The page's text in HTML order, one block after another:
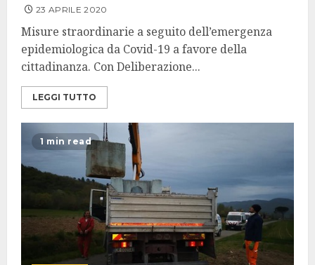
23 APRILE 2020
Misure straordinarie a seguito dell’emergenza
epidemiologica da Covid-19 a favore della
cittadinanza. Con Deliberazione...
LEGGI TUTTO
1 min read